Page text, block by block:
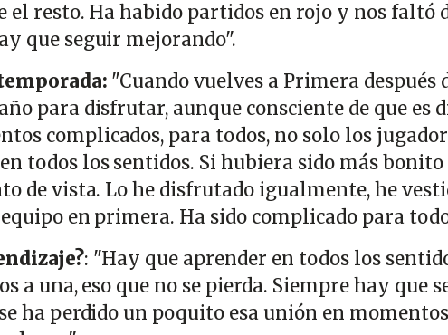
el resto. Ha habido partidos en rojo y nos faltó
que seguir mejorando".
"Cuando vuelves a Primera después
para disfrutar, aunque consciente de que es
complicados, para todos, no solo los
todos los sentidos. Si hubiera sido más bonito
de vista. Lo he disfrutado igualmente, he
en primera. Ha sido complicado para
: "Hay que aprender en todos los
a una, eso que no se pierda. Siempre hay que
ha perdido un poquito esa unión en